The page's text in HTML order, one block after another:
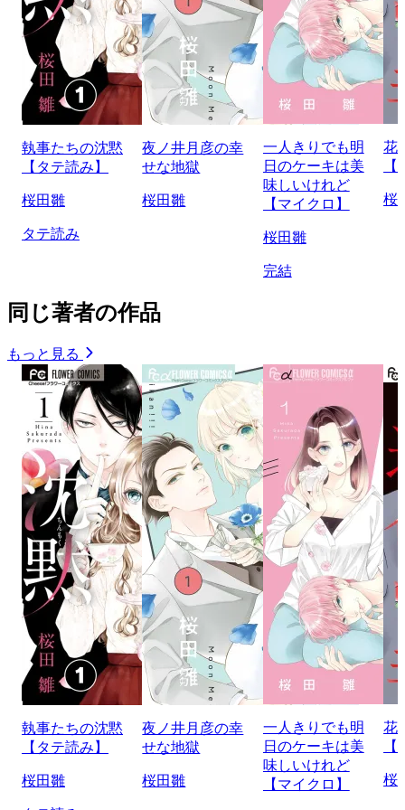
執事たちの沈黙
【タテ読み】
桜田雛
タテ読み
夜ノ井月彦の幸
せな地獄
桜田雛
一人きりでも明
日のケーキは美
味しいけれど
【マイクロ】
桜田雛
完結
花
桜
同じ著者の作品
もっと見る
執事たちの沈黙
【タテ読み】
桜田雛
夜ノ井月彦の幸
せな地獄
桜田雛
一人きりでも明
日のケーキは美
味しいけれど
【マイクロ】
花
桜